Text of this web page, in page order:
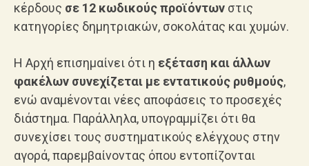
κέρδους σε 12 κωδικούς προϊόντων στις
κατηγορίες δημητριακών, σοκολάτας και χυμών.
Η Αρχή επισημαίνει ότι η εξέταση και άλλων
φακέλων συνεχίζεται με εντατικούς ρυθμούς,
ενώ αναμένονται νέες αποφάσεις το προσεχές
διάστημα. Παράλληλα, υπογραμμίζει ότι θα
συνεχίσει τους συστηματικούς ελέγχους στην
αγορά, παρεμβαίνοντας όπου εντοπίζονται